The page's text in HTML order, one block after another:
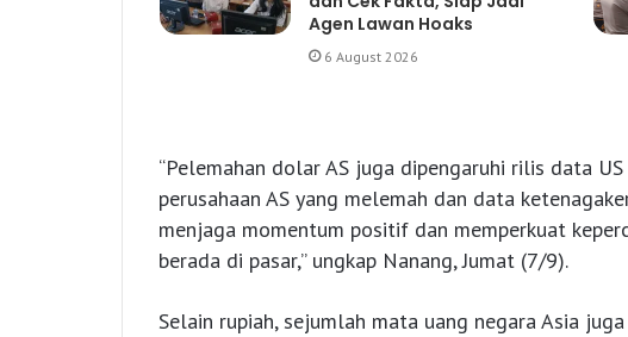
Agen Lawan Hoaks
6 August 2026
“Pelemahan dolar AS juga dipengaruhi rilis data
perusahaan AS yang melemah dan data
menjaga momentum positif dan memperkuat
berada di pasar,” ungkap Nanang, Jumat (7/9).
Selain rupiah, sejumlah mata uang negara Asia